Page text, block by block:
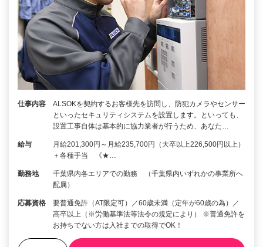
仕事内容
ALSOKを契約するお客様先を訪問し、防犯カメラやセンサー
といったセキュリティシステムを設置します。といっても、
設置工事自体は基本的に協力業者が行うため、あなた…
給与
月給201,300円～月給235,700円（大卒以上226,500円以上）
＋各種手当 《★…
勤務地
千葉県内各エリアでの勤務 （千葉県内いずれかの事業所へ
配属）
応募資格
要普通免許（AT限定可）／60歳未満（定年が60歳の為）／
高卒以上（※労働基準法等法令の規定により） ※普通免許を
お持ちでない方は入社までの取得でOK！